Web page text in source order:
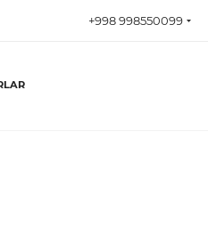
+998 998550099